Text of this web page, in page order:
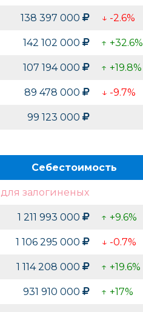
138 397 000 ↓ -2.6%
142 102 000 ↑ +32.6%
107 194 000 ↑ +19.8%
89 478 000 ↓ -9.7%
99 123 000
Себестоимость
для залогиненых
1 211 993 000 ↑ +9.6%
1 106 295 000 ↓ -0.7%
1 114 208 000 ↑ +19.6%
931 910 000 ↑ +17%